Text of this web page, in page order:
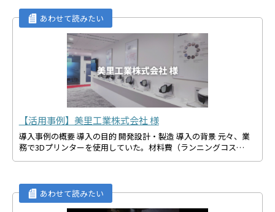
【活用事例】美里工業株式会社 様
導入事例の概要 導入の目的 開発設計・製造 導入の背景 元々、業
務で3Dプリンターを使用していた。材料費（ランニングコス…